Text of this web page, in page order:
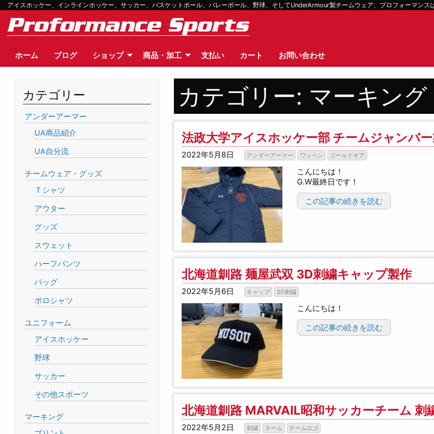
アイスホッケー、インラインホッケー、サッカー、バスケットボール、バレーボール、野球、そしてUnderArmour製チームウェア、プロフォーマン
ホーム ブログ ショップ 商品・加工 支払い カート お問い合わせ
カテゴリー: マーキング
法政大学アイスホッケー部 チームジャンバ
2022年5月8日 アンダーアーマー ワッペン コールドギア
こんにちは！
G.W最終日です！
この記事の続きを読む
北海道釧路 麺屋武双 3D刺繍キャップ製作
2022年5月6日 キャップ 3D刺繍
こんにちは！
この記事の続きを読む
北海道釧路 MARVAIL昭和サッカーチーム 刺
2022年5月2日 刺繍 ネーム チームロゴ
カテゴリー
アンダーアーマー
UA商品紹介
UA自分流
チームウェア・グッズ
Ｔシャツ
アウター
グッズ
スウェット
ハーフパンツ
バッグ
ポロシャツ
ユニフォーム
アイスホッケー
野球
サッカー
その他スポーツ
マーキング